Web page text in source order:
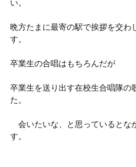
い。
晩方たまに最寄の駅で挨拶を交わ
す。
卒業生の合唱はもちろんだが
卒業生を送り出す在校生合唱隊の
た。
会いたいな、と思っているとな
す。